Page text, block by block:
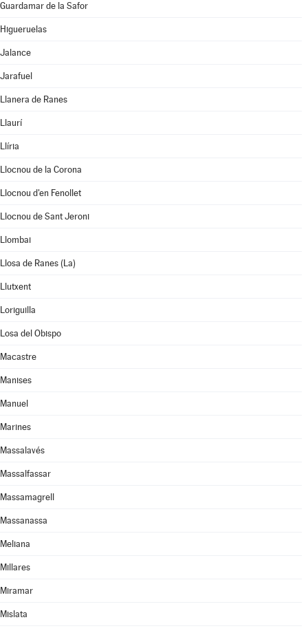
Guardamar de la Safor
Higueruelas
Jalance
Jarafuel
Llanera de Ranes
Llaurí
Llíria
Llocnou de la Corona
Llocnou d'en Fenollet
Llocnou de Sant Jeroni
Llombai
Llosa de Ranes (La)
Llutxent
Loriguilla
Losa del Obispo
Macastre
Manises
Manuel
Marines
Massalavés
Massalfassar
Massamagrell
Massanassa
Meliana
Millares
Miramar
Mislata